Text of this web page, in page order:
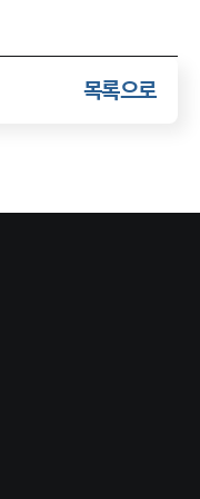
목록으로